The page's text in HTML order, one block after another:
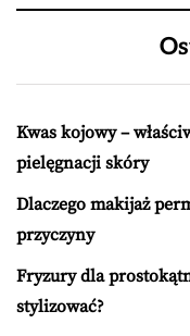
Kwas kojowy –
pielęgnacji skóry
Dlaczego makijaż
przyczyny
Fryzury dla
stylizować?